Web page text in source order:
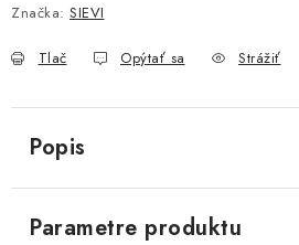
Značka: SIEVI
Tlač Opýtať sa Strážiť
Popis
Parametre produktu